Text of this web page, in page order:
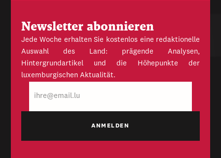
Newsletter abonnieren
Jede Woche erhalten Sie kostenlos eine redaktionelle
Auswahl des Land: prägende Analysen,
Hintergrundartikel und die Höhepunkte der
luxemburgischen Aktualität.
Mail